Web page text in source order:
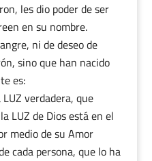
les dio poder de ser
en su nombre.
ni de deseo de
sino que han nacido
es:
verdadera, que
LUZ de Dios está en el
medio de su Amor
cada persona, que lo ha